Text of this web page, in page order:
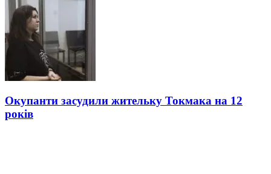
Окупанти засудили жительку Токмака на 12
років